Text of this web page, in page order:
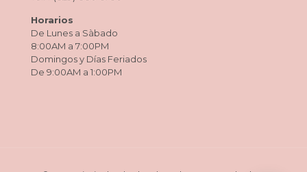
Horarios
De Lunes a Sàbado
8:00AM a 7:00PM
Domingos y Días Feriados
De 9:00AM a 1:00PM